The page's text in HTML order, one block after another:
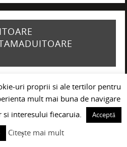
uri proprii si ale tertilor pentru
mult mai buna de navigare
interesului fiecaruia.
Acceptă
Citește mai mult